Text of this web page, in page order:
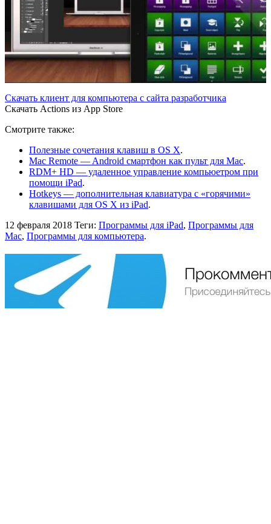
Скачать клиент для компьютера с сайта разработчика
Скачать Actions из App Store
Смотрите также:
Полезные сочетания клавиш в OS X.
Mac Remote — Android смартфон как пульт для Mac.
RDM+ HD — удаленное управление компьюетром при
помощи iPad.
Hotkeys — дополнительная клавиатура с «горячими»
клавишами для OS X из iPad.
12 февраля 2018 Теги: Программы для iPad, Программы для
Mac, Программы для компьютера.